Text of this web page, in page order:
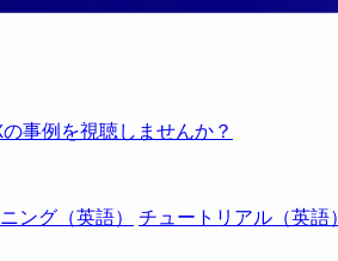
事例を視聴しませんか？
ング（英語） チュートリアル（英語）